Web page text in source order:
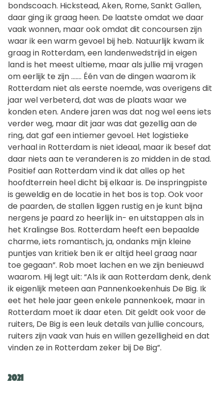
bondscoach. Hickstead, Aken, Rome, Sankt Gallen,
daar ging ik graag heen. De laatste omdat we daar
vaak wonnen, maar ook omdat dit concoursen zijn
waar ik een warm gevoel bij heb. Natuurlijk kwam ik
graag in Rotterdam, een landenwedstrijd in eigen
land is het meest ultieme, maar als jullie mij vragen
om eerlijk te zijn ……. Één van de dingen waarom ik
Rotterdam niet als eerste noemde, was overigens dit
jaar wel verbeterd, dat was de plaats waar we
konden eten. Andere jaren was dat nog wel eens iets
verder weg, maar dit jaar was dat gezellig aan de
ring, dat gaf een intiemer gevoel. Het logistieke
verhaal in Rotterdam is niet ideaal, maar ik besef dat
daar niets aan te veranderen is zo midden in de stad.
Positief aan Rotterdam vind ik dat alles op het
hoofdterrein heel dicht bij elkaar is. De inspringpiste
is geweldig en de locatie in het bos is top. Ook voor
de paarden, de stallen liggen rustig en je kunt bijna
nergens je paard zo heerlijk in- en uitstappen als in
het Kralingse Bos. Rotterdam heeft een bepaalde
charme, iets romantisch, ja, ondanks mijn kleine
puntjes van kritiek ben ik er altijd heel graag naar
toe gegaan”. Rob moet lachen en we zijn benieuwd
waarom. Hij legt uit: “Als ik aan Rotterdam denk, denk
ik eigenlijk meteen aan Pannenkoekenhuis De Big. Ik
eet het hele jaar geen enkele pannenkoek, maar in
Rotterdam moet ik daar eten. Dit geldt ook voor de
ruiters, De Big is een leuk details van jullie concours,
ruiters zijn vaak van huis en willen gezelligheid en dat
vinden ze in Rotterdam zeker bij De Big”.
2021